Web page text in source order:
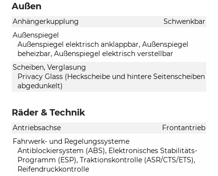
Außen
Anhängerkupplung
Schwenkbar
Außenspiegel
Außenspiegel elektrisch anklappbar, Außenspiegel
beheizbar, Außenspiegel elektrisch verstellbar
Scheiben, Verglasung
Privacy Glass (Heckscheibe und hintere Seitenscheiben
abgedunkelt)
Räder & Technik
Antriebsachse
Frontantrieb
Fahrwerk- und Regelungssysteme
Antiblockiersystem (ABS), Elektronisches Stabilitäts-
Programm (ESP), Traktionskontrolle (ASR/CTS/ETS),
Reifendruckkontrolle